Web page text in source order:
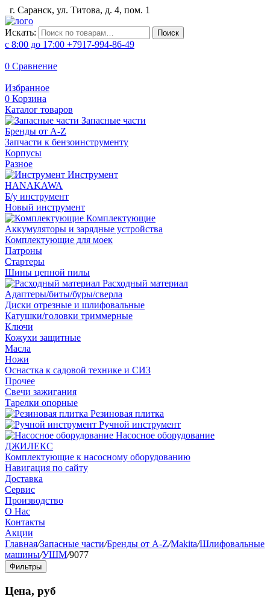
г. Саранск, ул. Титова, д. 4, пом. 1
Искать: Поиск
с 8:00 до 17:00 +7917-994-86-49
0 Сравнение
Избранное
0 Корзина
Каталог товаров
Запасные части
Бренды от A-Z
Запчасти к бензоинструменту
Корпусы
Разное
Инструмент
HANAKAWA
Б/у инструмент
Новый инструмент
Комплектующие
Аккумуляторы и зарядные устройства
Комплектующие для моек
Патроны
Стартеры
Шины цепной пилы
Расходный материал
Адаптеры/биты/буры/сверла
Диски отрезные и шлифовальные
Катушки/головки триммерные
Ключи
Кожухи защитные
Масла
Ножи
Оснастка к садовой технике и СИЗ
Прочее
Свечи зажигания
Тарелки опорные
Резиновая плитка
Ручной инструмент
Насосное оборудование
ДЖИЛЕКС
Комплектующие к насосному оборудованию
Навигация по сайту
Доставка
Сервис
Производство
О Нас
Контакты
Акции
Главная/Запасные части/Бренды от A-Z/Makita/Шлифовальные
машины/УШМ/9077
Фильтры
Цена, руб